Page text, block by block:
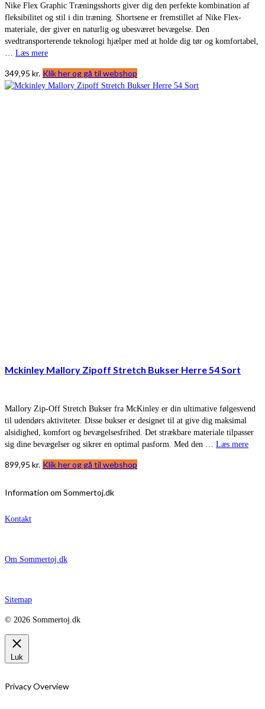
Nike Flex Graphic Træningsshorts giver dig den perfekte kombination af
fleksibilitet og stil i din træning. Shortsene er fremstillet af Nike Flex-
materiale, der giver en naturlig og ubesværet bevægelse. Den
svedtransporterende teknologi hjælper med at holde dig tør og komfortabel,
Læs mere
349,95 kr. Klik her og gå til webshop
Mckinley Mallory Zipoff Stretch Bukser Herre 54 Sort
Mallory Zip-Off Stretch Bukser fra McKinley er din ultimative følgesvend
til udendørs aktiviteter. Disse bukser er designet til at give dig maksimal
alsidighed, komfort og bevægelsesfrihed. Det strækbare materiale tilpasser
sig dine bevægelser og sikrer en optimal pasform. Med den … Læs mere
899,95 kr. Klik her og gå til webshop
Information om Sommertoj.dk
Kontakt
Om Sommertoj.dk
Sitemap
© 2026 Sommertoj.dk
Luk
Privacy Overview